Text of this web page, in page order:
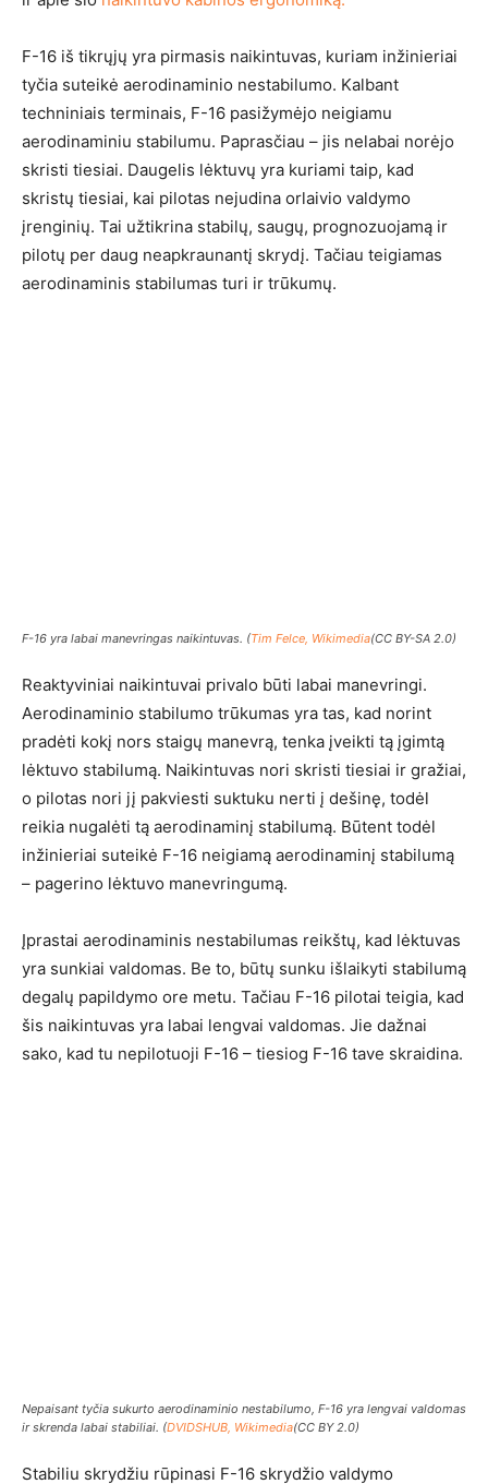
F-16 iš tikrųjų yra pirmasis naikintuvas, kuriam inžinieriai
tyčia suteikė aerodinaminio nestabilumo. Kalbant
techniniais terminais, F-16 pasižymėjo neigiamu
aerodinaminiu stabilumu. Paprasčiau – jis nelabai norėjo
skristi tiesiai. Daugelis lėktuvų yra kuriami taip, kad
skristų tiesiai, kai pilotas nejudina orlaivio valdymo
įrenginių. Tai užtikrina stabilų, saugų, prognozuojamą ir
pilotų per daug neapkraunantį skrydį. Tačiau teigiamas
aerodinaminis stabilumas turi ir trūkumų.
F-16 yra labai manevringas naikintuvas. (Tim Felce, Wikimedia(CC BY-SA 2.0)
Reaktyviniai naikintuvai privalo būti labai manevringi.
Aerodinaminio stabilumo trūkumas yra tas, kad norint
pradėti kokį nors staigų manevrą, tenka įveikti tą įgimtą
lėktuvo stabilumą. Naikintuvas nori skristi tiesiai ir gražiai,
o pilotas nori jį pakviesti suktuku nerti į dešinę, todėl
reikia nugalėti tą aerodinaminį stabilumą. Būtent todėl
inžinieriai suteikė F-16 neigiamą aerodinaminį stabilumą
– pagerino lėktuvo manevringumą.
Įprastai aerodinaminis nestabilumas reikštų, kad lėktuvas
yra sunkiai valdomas. Be to, būtų sunku išlaikyti stabilumą
degalų papildymo ore metu. Tačiau F-16 pilotai teigia, kad
šis naikintuvas yra labai lengvai valdomas. Jie dažnai
sako, kad tu nepilotuoji F-16 – tiesiog F-16 tave skraidina.
Nepaisant tyčia sukurto aerodinaminio nestabilumo, F-16 yra lengvai valdomas
ir skrenda labai stabiliai. (DVIDSHUB, Wikimedia(CC BY 2.0)
Stabiliu skrydžiu rūpinasi F-16 skrydžio valdymo